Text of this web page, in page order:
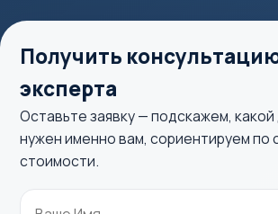
Получить
эксперта
Оставьте заявку — подскажем,
нужен именно вам, сориентируем по
стоимости.